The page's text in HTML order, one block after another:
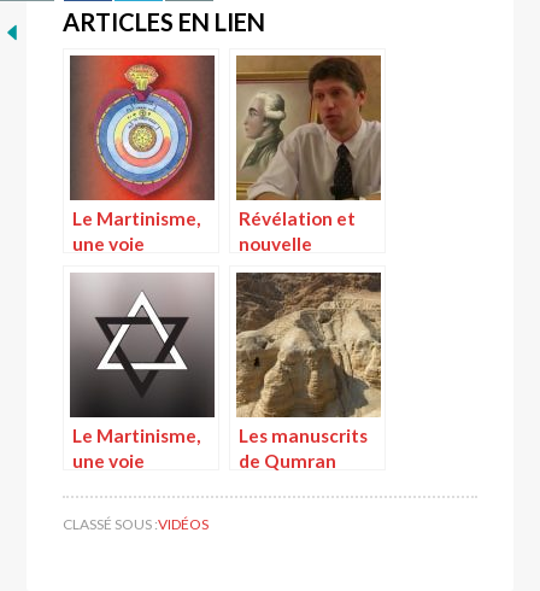
ARTICLES EN LIEN
Le Martinisme,
une voie
cardiaque
Révélation et
nouvelle
naissance,
aspect de la
doctrine de
Louis-Claude de
Saint-Martin
Le Martinisme,
une voie
Les manuscrits
de Qumran
CLASSÉ SOUS :VIDÉOS